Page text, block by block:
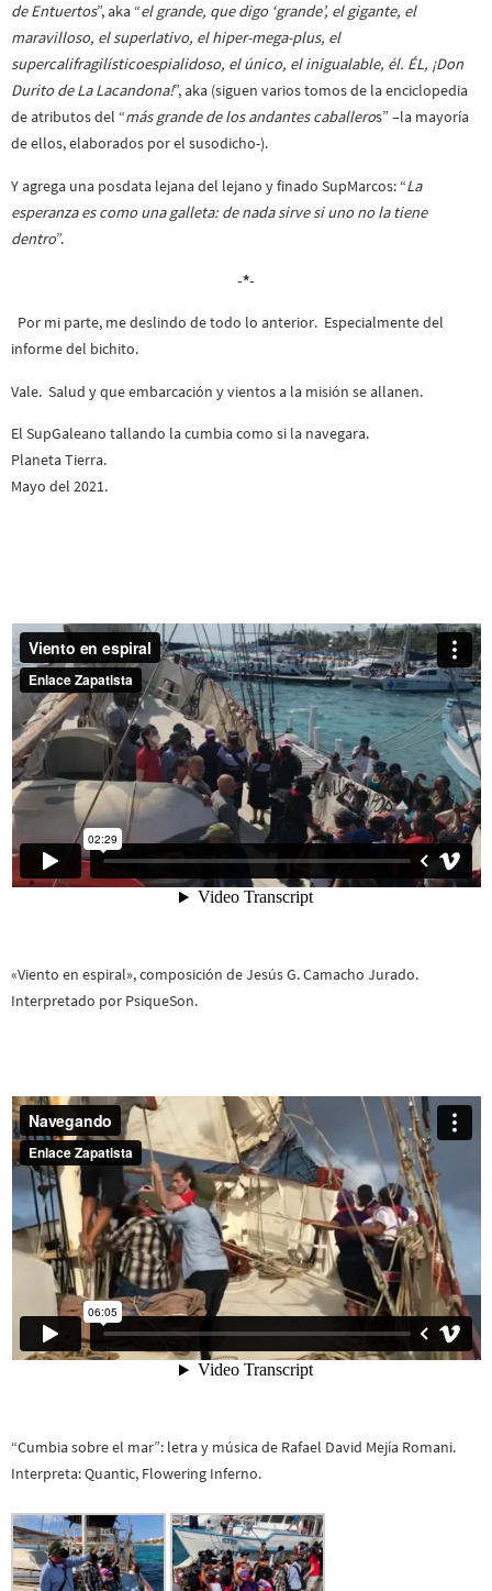
de Entuertos”, aka “el grande, que digo ‘grande’, el gigante, el
maravilloso, el superlativo, el hiper-mega-plus, el
supercalifragilísticoespialidoso, el único, el inigualable, él. ÉL, ¡Don
Durito de La Lacandona!”, aka (siguen varios tomos de la enciclopedia
de atributos del “más grande de los andantes caballeros” –la mayoría
de ellos, elaborados por el susodicho-).
Y agrega una posdata lejana del lejano y finado SupMarcos: “La
esperanza es como una galleta: de nada sirve si uno no la tiene
dentro”.
-*-
Por mi parte, me deslindo de todo lo anterior. Especialmente del
informe del bichito.
Vale. Salud y que embarcación y vientos a la misión se allanen.
El SupGaleano tallando la cumbia como si la navegara.
Planeta Tierra.
Mayo del 2021.
«Viento en espiral», composición de Jesús G. Camacho Jurado.
Interpretado por PsiqueSon.
“Cumbia sobre el mar”: letra y música de Rafael David Mejía Romani.
Interpreta: Quantic, Flowering Inferno.